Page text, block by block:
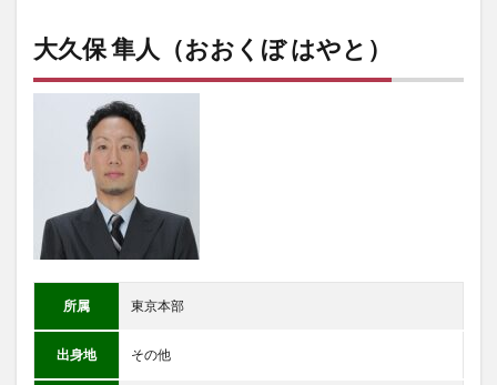
大久保 隼人（おおくぼ はやと）
所属 東京本部
出身地 その他